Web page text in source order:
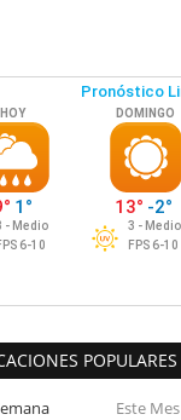
POPULARES
Este Mes